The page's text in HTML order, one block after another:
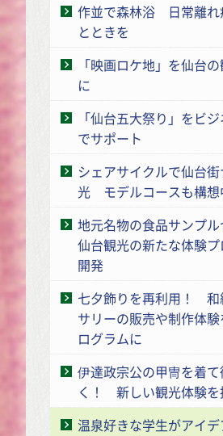
作並で森林浴 日常離れ
とときを
「映画ロケ地」を仙台
に
「仙台五大祭り」をビ
でサポート
シェアサイクルで仙台
光 モデルコースも構想
地元名物の食品サンプ
仙台観光の新たな体験
開発
七夕飾りを再利用！ 和
サリーの販売や制作体
ログラムに
伊達政宗公の甲冑を着
く！ 新しい観光体験を
温泉好きな学生がアイ